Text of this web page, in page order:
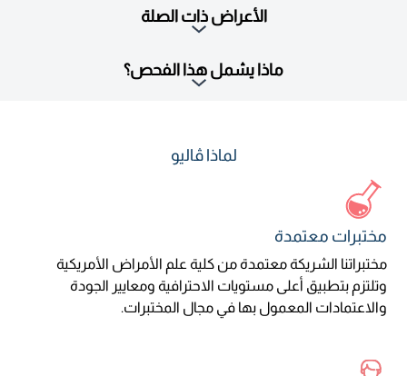
الأعراض ذات الصلة
ماذا يشمل هذا الفحص؟
لماذا ڤاليو
مختبرات معتمدة
مختبراتنا الشريكة معتمدة من كلية علم الأمراض الأمريكية
وتلتزم بتطبيق أعلى مستويات الاحترافية ومعايير الجودة
والاعتمادات المعمول بها في مجال المختبرات.